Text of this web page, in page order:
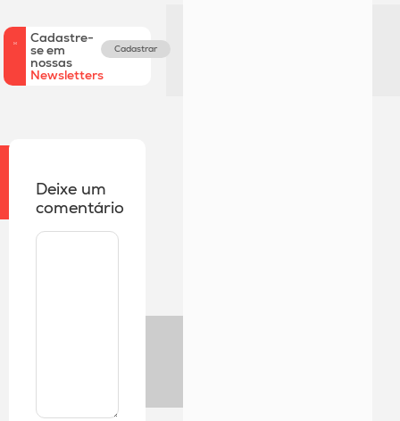
Cadastre-
se em
nossas
Newsletters
Cadastrar
Deixe um
comentário